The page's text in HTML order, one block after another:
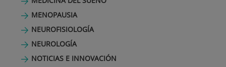
MENOPAUSIA
NEUROFISIOLOGÍA
NEUROLOGÍA
NOTICIAS E INNOVACIÓN